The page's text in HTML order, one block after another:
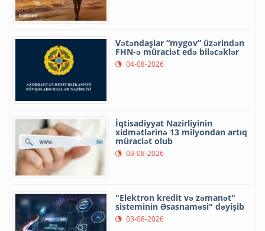
Vətəndaşlar “mygov” üzərindən
FHN-ə müraciət edə biləcəklər
04-08-2026
İqtisadiyyat Nazirliyinin
xidmətlərinə 13 milyondan artıq
müraciət olub
03-08-2026
"Elektron kredit və zəmanət"
sisteminin Əsasnaməsi" dəyişib
03-08-2026